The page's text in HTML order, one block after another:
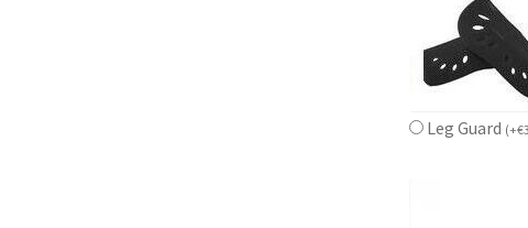
Leg Guard (+€